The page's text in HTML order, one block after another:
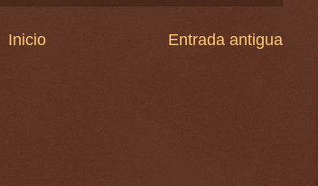
Entrada antigua
Inicio